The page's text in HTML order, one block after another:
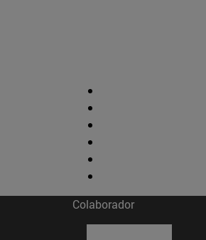
Colaborador